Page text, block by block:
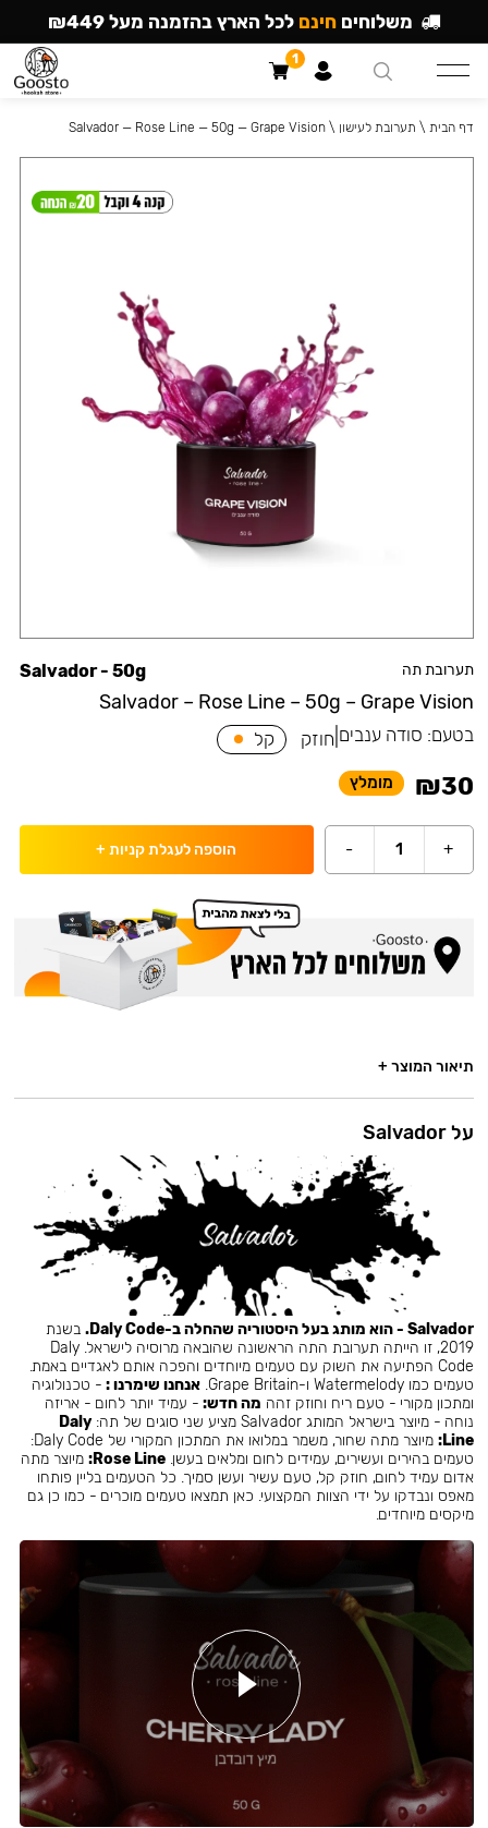
תערובת תה
Salvador – Rose Line – 50g – Grape Vision
Salvador - 50g
בטעם: סודה ענבים חוזק קל
₪30 מומלץ
+
1
- הוספה לעגלת קניות +
דף הבית \ תערובת לעישון \
Salvador — Rose Line — 50g — Grape Vision
תיאור המוצר +
על Salvador
Salvador - הוא מותג בעל היסטוריה שהחלה ב-Daly Code.
בשנת
2019, זו הייתה תערובת התה הראשונה שהובאה מרוסיה לישראל. Daly
Code הפתיעה את השוק עם טעמים מיוחדים והפכה אותם לאגדיים באמת.
טעמים כמו Watermelody ו-Grape Britain.
אנחנו שימרנו : - טכנולוגיה
ומתכון מקורי - טעם ריח וחוזק זהה מה חדש: - עמיד יותר לחום - אריזה
נוחה - מיוצר בישראל המותג Salvador מציע שני סוגים של תה:
Daly
Line:
מיוצר מתה שחור, משמר במלואו את המתכון המקורי של Daly Code:
טעמים בהירים ועשירים, עמידים לחום ומלאים בעשן.Rose Line: מיוצר מתה
אדום עמיד לחום, חוזק קל, טעם עשיר ועשן סמיך. כל הטעמים בליין פותחו
מאפס ונבדקו על ידי הצוות המקצועי. כאן תמצאו טעמים מוכרים - כמו כן גם
מיקסים מיוחדים.
משלוחים חינם לכל הארץ בהזמנה מעל ₪449
1